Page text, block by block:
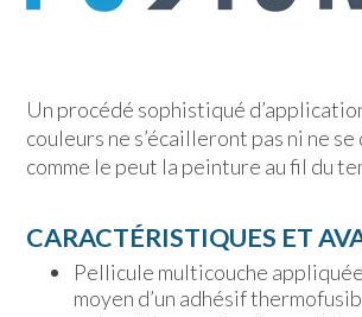
Un procédé sophistiqué
couleurs ne s’écailleront pas ni ne
comme le peut la peinture au fil du
CARACTÉRISTIQUES ET
Pellicule multicouche
moyen d’un adhésif